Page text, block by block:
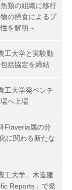
類の組織に移行
の摂食によるプ
を解明～
工大学と実験動
括協定を締結
工大学発ベンチ
へ上場
Flaveria属の分
に関わる新たな
工大学、木造建
Reports」で発